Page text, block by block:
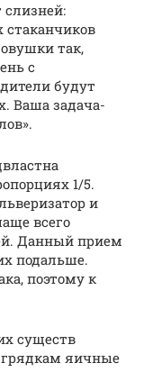
слизней:
стаканчиков
так,
с
будут
Ваша задача-
1/5.
и
всего
Данный прием
подальше.
поэтому к
существ
яичные